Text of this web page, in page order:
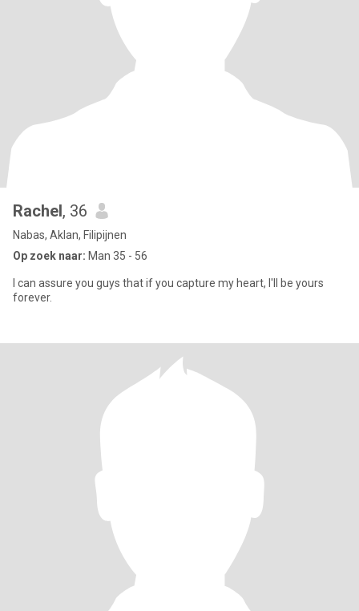
Rachel, 36
Nabas, Aklan, Filipijnen
Op zoek naar: Man 35 - 56
I can assure you guys that if you capture my heart, I'll be yours
forever.